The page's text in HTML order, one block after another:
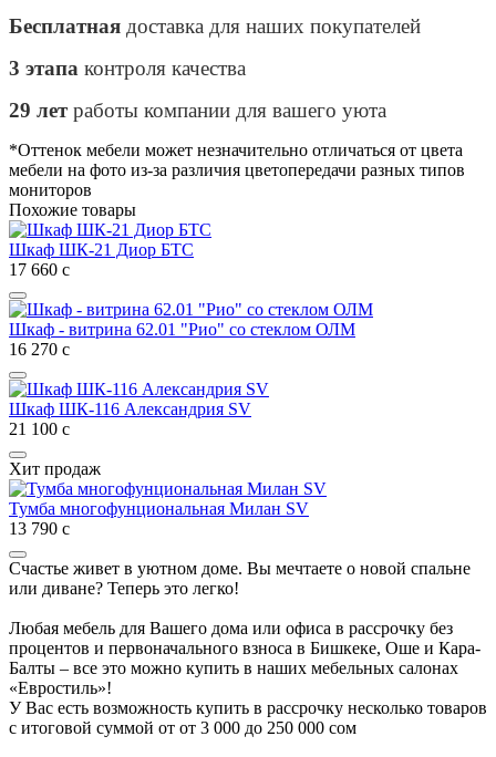
Бесплатная доставка для наших покупателей
3 этапа контроля качества
29 лет работы компании для вашего уюта
*Оттенок мебели может незначительно отличаться от цвета
мебели на фото из-за различия цветопередачи разных типов
мониторов
Похожие товары
Шкаф ШК-21 Диор БТС
17 660 с
Шкаф - витрина 62.01 "Рио" со стеклом ОЛМ
16 270 с
Шкаф ШК-116 Александрия SV
21 100 с
Хит продаж
Тумба многофунциональная Милан SV
13 790 с
Счастье живет в уютном доме. Вы мечтаете о новой спальне
или диване? Теперь это легко!
Любая мебель для Вашего дома или офиса в рассрочку без
процентов и первоначального взноса в Бишкеке, Оше и Кара-
Балты – все это можно купить в наших мебельных салонах
«Евростиль»!
У Вас есть возможность купить в рассрочку несколько товаров
с итоговой суммой от от 3 000 до 250 000 сом